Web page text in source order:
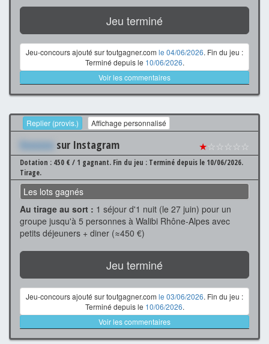
Jeu terminé
Jeu-concours ajouté sur toutgagner.com le 04/06/2026. Fin du jeu :
Terminé depuis le 10/06/2026.
Voir les commentaires
Replier (provis.) Affichage personnalisé
Xxxxxxx sur Instagram ★☆☆☆☆☆
Dotation : 450 € / 1 gagnant. Fin du jeu : Terminé depuis le 10/06/2026.
Tirage.
Les lots gagnés
Au tirage au sort : 1 séjour d'1 nuit (le 27 juin) pour un
groupe jusqu'à 5 personnes à Walibi Rhône-Alpes avec
petits déjeuners + diner (≈450 €)
Jeu terminé
Jeu-concours ajouté sur toutgagner.com le 03/06/2026. Fin du jeu :
Terminé depuis le 10/06/2026.
Voir les commentaires